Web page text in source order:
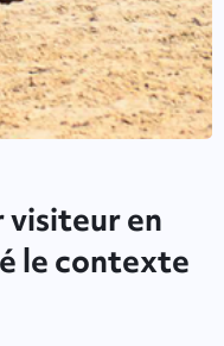
visiteur en
le contexte